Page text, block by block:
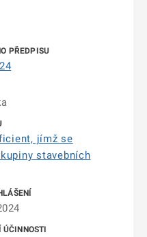
jímž se
stavebních